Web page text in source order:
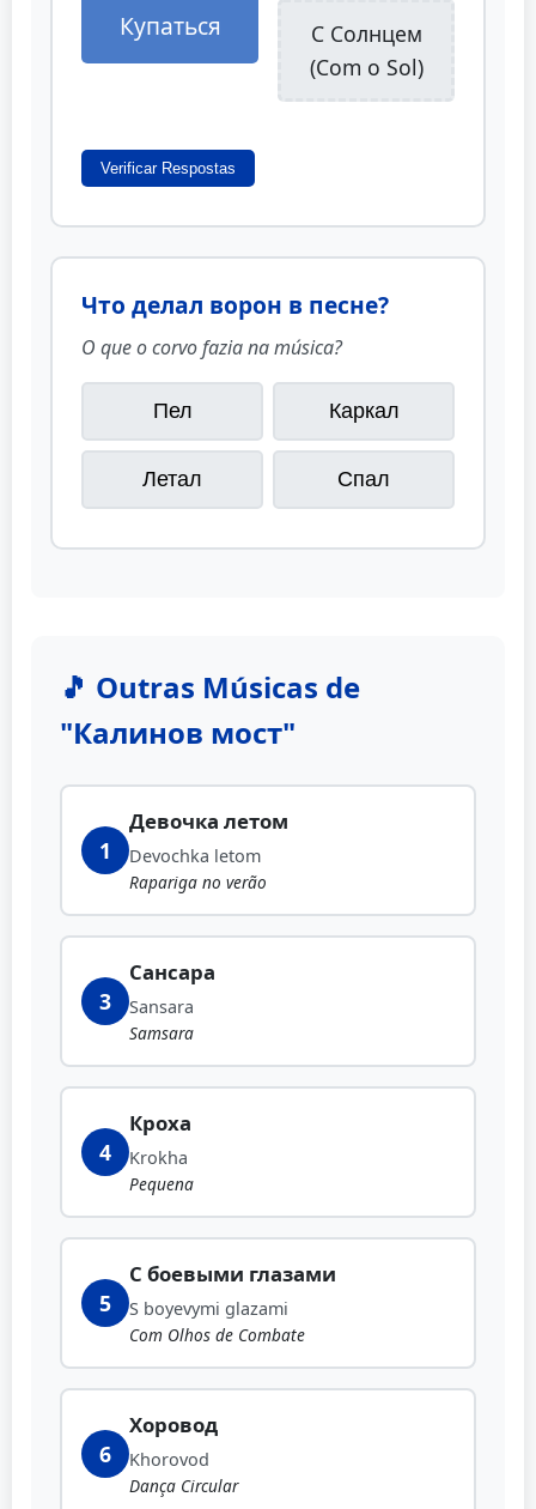
Купаться
С Солнцем
(Com o Sol)
Verificar Respostas
Что делал ворон в песне?
O que o corvo fazia na música?
Пел Каркал
Летал Спал
🎵 Outras Músicas de
"Калинов мост"
1
Девочка летом
Devochka letom
Rapariga no verão
3
Сансара
Sansara
Samsara
4
Кроха
Krokha
Pequena
5
С боевыми глазами
S boyevymi glazami
Com Olhos de Combate
6
Хоровод
Khorovod
Dança Circular